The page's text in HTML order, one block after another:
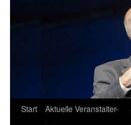
Start
Aktuelle Veranstalter-